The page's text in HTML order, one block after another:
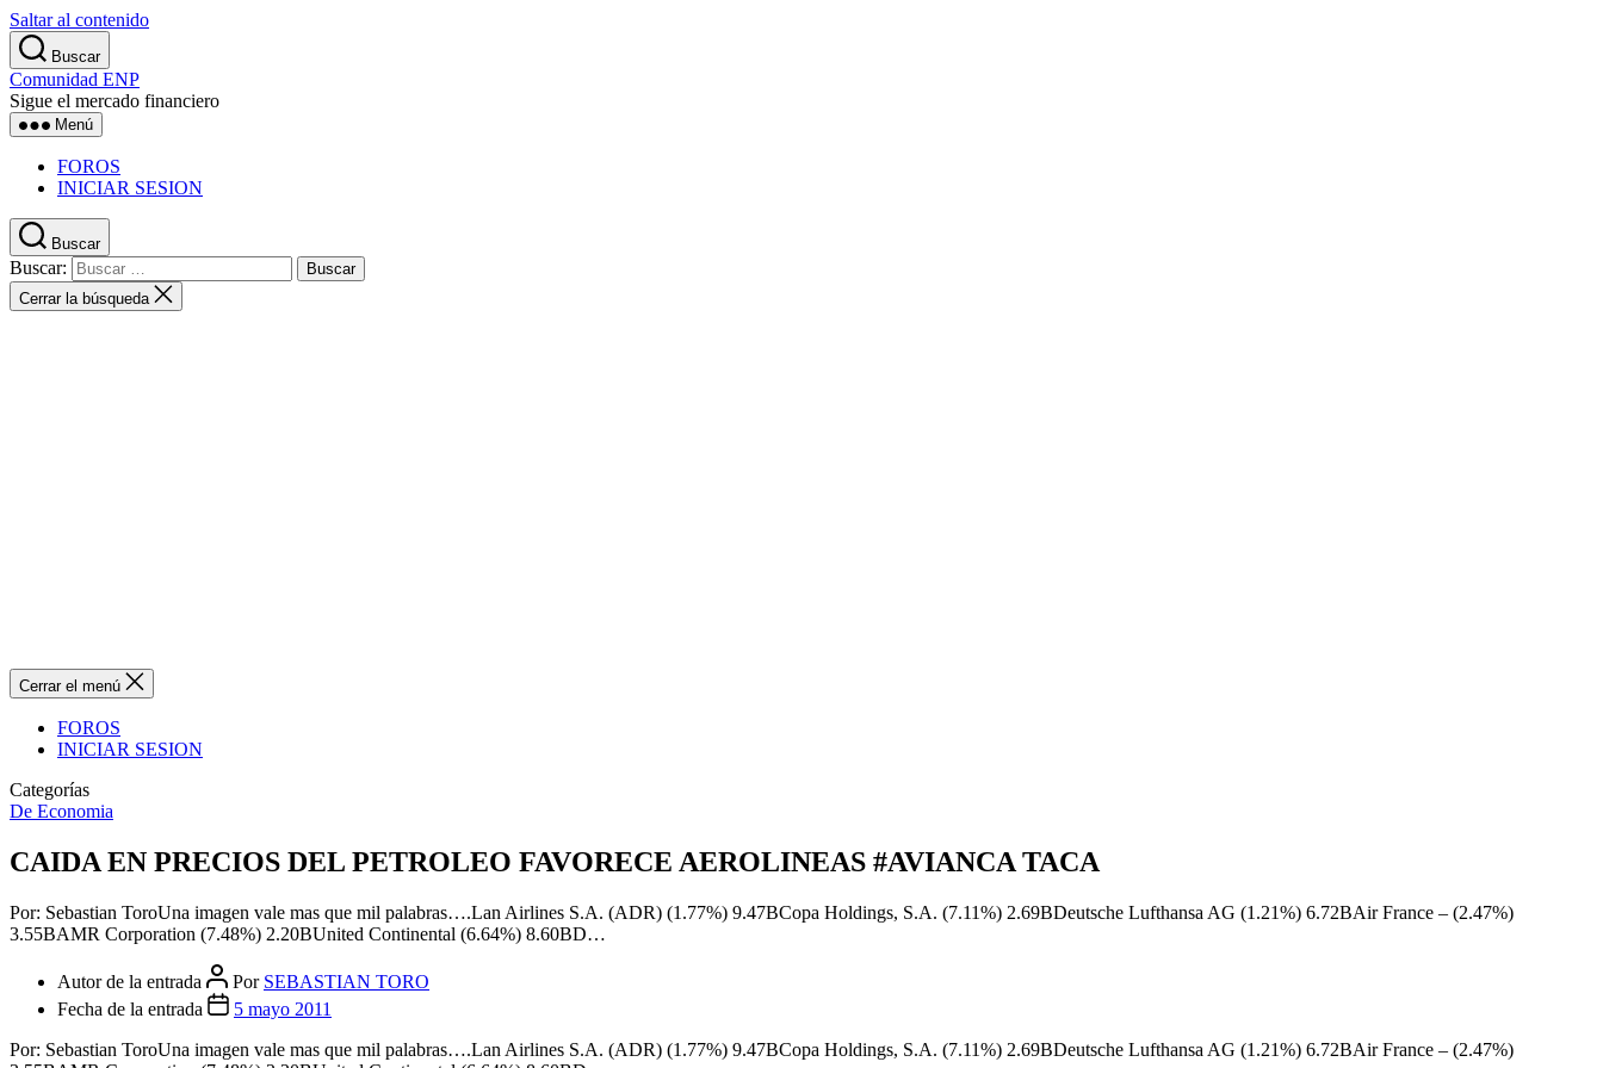
Saltar al contenido
Buscar
Comunidad ENP
Sigue el mercado financiero
Menú
FOROS
INICIAR SESION
Buscar
Buscar:
Cerrar la búsqueda
Cerrar el menú
FOROS
INICIAR SESION
Categorías
De Economia
CAIDA EN PRECIOS DEL PETROLEO FAVORECE AEROLINEAS #AVIANCA TACA
Por: Sebastian ToroUna imagen vale mas que mil palabras….Lan Airlines S.A. (ADR) (1.77%) 9.47BCopa Holdings, S.A. (7.11%) 2.69BDeutsche Lufthansa AG (1.21%) 6.72BAir France – (2.47%)
3.55BAMR Corporation (7.48%) 2.20BUnited Continental (6.64%) 8.60BD…
Autor de la entrada Por SEBASTIAN TORO
Fecha de la entrada
5 mayo 2011
Por: Sebastian ToroUna imagen vale mas que mil palabras….Lan Airlines S.A. (ADR) (1.77%) 9.47BCopa Holdings, S.A. (7.11%) 2.69BDeutsche Lufthansa AG (1.21%) 6.72BAir France – (2.47%)